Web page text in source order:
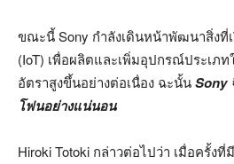
ขณะนี้ Sony กำลังเดินหน้าพัฒนาสิ่งที่เ
(IoT) เพื่อผลิตและเพิ่มอุปกรณ์ประเภ
อัตราสูงขึ้นอย่างต่อเนื่อง ฉะนั้นSony
โฟนอย่างแน่นอน
Hiroki Totoki กล่าวต่อไปว่า เมื่อครั้งที่